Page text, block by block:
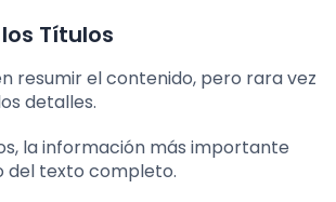
Títulos
resumir el contenido, pero rara vez
detalles.
la información más importante
del texto completo.